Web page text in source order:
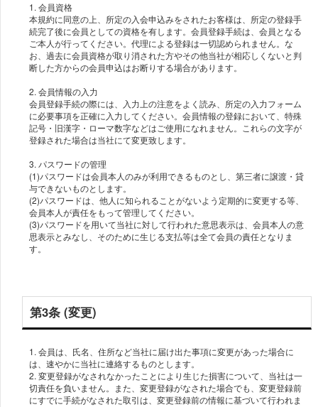
1. 会員資格
本規約に同意の上、所定の入会申込みをされたお客様は、所定の登録手
続完了後に会員としての資格を有します。会員登録手続は、会員となる
ご本人が行ってください。代理による登録は一切認められません。な
お、過去に会員資格が取り消された方やその他当社が相応しくないと判
断した方からの会員申込はお断りする場合があります。
2. 会員情報の入力
会員登録手続の際には、入力上の注意をよく読み、所定の入力フォーム
に必要事項を正確に入力してください。会員情報の登録において、特殊
記号・旧漢字・ローマ数字などはご使用になれません。これらの文字が
登録された場合は当社にて変更致します。
3. パスワードの管理
(1)パスワードは会員本人のみが利用できるものとし、第三者に譲渡・貸
与できないものとします。
(2)パスワードは、他人に知られることがないよう定期的に変更する等、
会員本人が責任をもって管理してください。
(3)パスワードを用いて当社に対して行われた意思表示は、会員本人の意
思表示とみなし、そのために生じる支払等は全て会員の責任となりま
す。
第3条 (変更)
1. 会員は、氏名、住所など当社に届け出た事項に変更があった場合に
は、速やかに当社に連絡するものとします。
2. 変更登録がなされなかったことにより生じた損害について、当社は一
切責任を負いません。また、変更登録がなされた場合でも、変更登録前
にすでに手続がなされた取引は、変更登録前の情報に基づいて行われま